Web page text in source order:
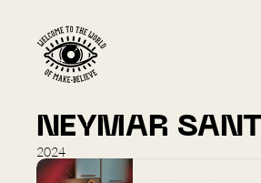
NEYMAR
2024